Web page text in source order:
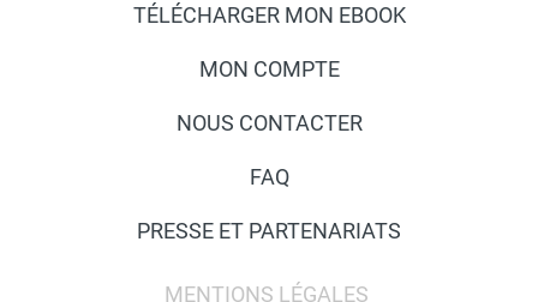
TÉLÉCHARGER MON EBOOK
MON COMPTE
NOUS CONTACTER
FAQ
PRESSE ET PARTENARIATS
MENTIONS LÉGALES